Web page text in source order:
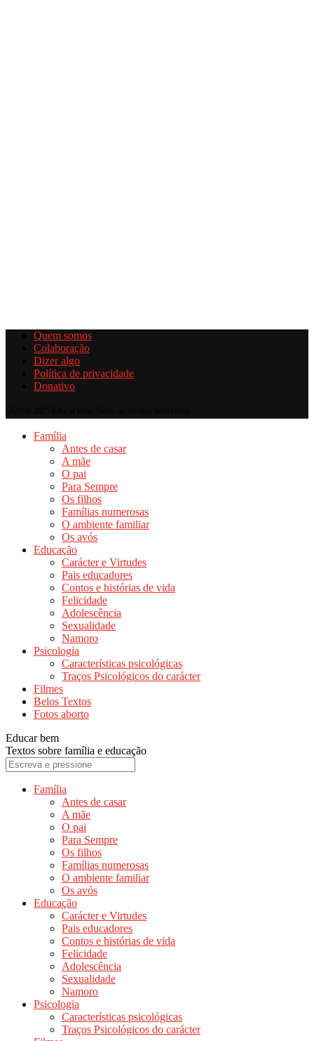
Quem somos
Colaboração
Dizer algo
Política de privacidade
Donativo
Família
Antes de casar
A mãe
O pai
Para Sempre
Os filhos
Famílias numerosas
O ambiente familiar
Os avós
Educação
Carácter e Virtudes
Pais educadores
Contos e histórias de vida
Felicidade
Adolescência
Sexualidade
Namoro
Psicologia
Características psicológicas
Traços Psicológicos do carácter
Filmes
Belos Textos
Fotos aborto
Educar bem
Textos sobre família e educação
Família
Antes de casar
A mãe
O pai
Para Sempre
Os filhos
Famílias numerosas
O ambiente familiar
Os avós
Educação
Carácter e Virtudes
Pais educadores
Contos e histórias de vida
Felicidade
Adolescência
Sexualidade
Namoro
Psicologia
Características psicológicas
Traços Psicológicos do carácter